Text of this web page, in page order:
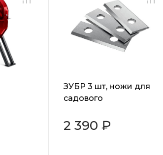
50)
ЗУБР 3 шт, ножи для
садового
ИСМ-50 (70804)
2 390 ₽